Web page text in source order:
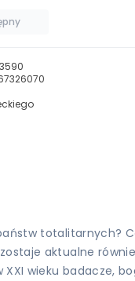
totalitarnych?
aktualne
XXI wieku badacze,